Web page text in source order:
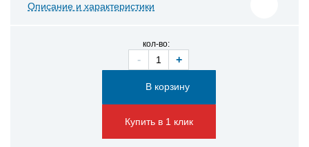
Описание и характеристики
кол-во:
- +
Купить в 1 клик